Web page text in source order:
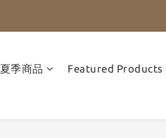
夏季商品 Featured Products